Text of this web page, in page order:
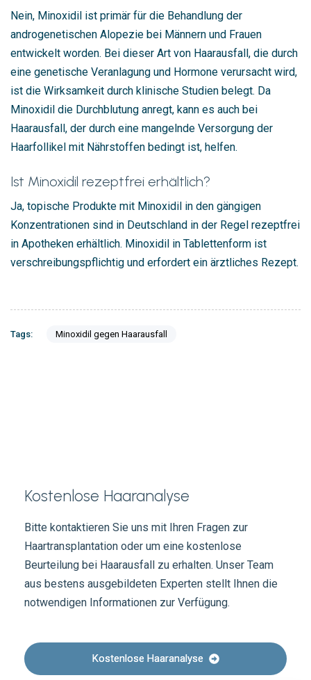
Nein, Minoxidil ist primär für die Behandlung der
androgenetischen Alopezie bei Männern und Frauen
entwickelt worden. Bei dieser Art von Haarausfall, die durch
eine genetische Veranlagung und Hormone verursacht wird,
ist die Wirksamkeit durch klinische Studien belegt. Da
Minoxidil die Durchblutung anregt, kann es auch bei
Haarausfall, der durch eine mangelnde Versorgung der
Haarfollikel mit Nährstoffen bedingt ist, helfen.
Ist Minoxidil rezeptfrei erhältlich?
Ja, topische Produkte mit Minoxidil in den gängigen
Konzentrationen sind in Deutschland in der Regel rezeptfrei
in Apotheken erhältlich. Minoxidil in Tablettenform ist
verschreibungspflichtig und erfordert ein ärztliches Rezept.
Tags: Minoxidil gegen Haarausfall
Kostenlose Haaranalyse
Bitte kontaktieren Sie uns mit Ihren Fragen zur
Haartransplantation oder um eine kostenlose
Beurteilung bei Haarausfall zu erhalten. Unser Team
aus bestens ausgebildeten Experten stellt Ihnen die
notwendigen Informationen zur Verfügung.
Kostenlose Haaranalyse